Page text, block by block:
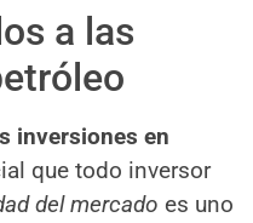
a las
inversiones en
que todo inversor
del mercado es uno